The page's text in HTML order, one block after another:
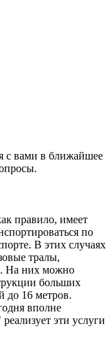
с вами в ближайшее
правило, имеет
по
В этих случаях
тралы,
На них можно
больших
до 16 метров.
вполне
эти услуги